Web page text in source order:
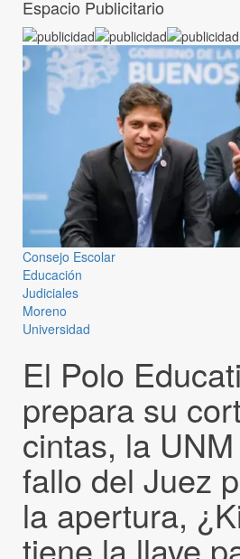
Espacio Publicitario
Consejo Escolar
Educación
Judiciales
Moreno
Universidad
El Polo
prepara su
cintas, la
fallo del Juez
la apertura,
tiene la llave